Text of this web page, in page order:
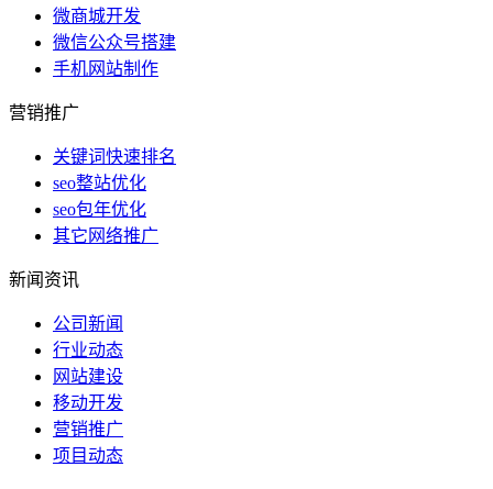
微商城开发
微信公众号搭建
手机网站制作
营销推广
关键词快速排名
seo整站优化
seo包年优化
其它网络推广
新闻资讯
公司新闻
行业动态
网站建设
移动开发
营销推广
项目动态